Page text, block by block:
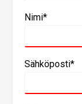
Nimi*
Sähköposti*